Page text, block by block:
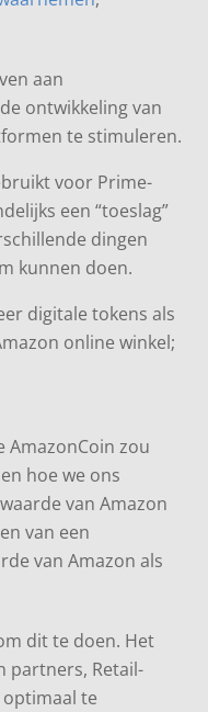
aan
ontwikkeling van
te stimuleren.
voor Prime-
een “toeslag”
dingen
kunnen doen.
digitale tokens als
online winkel;
AmazonCoin zou
hoe we ons
van Amazon
van een
van Amazon als
dit te doen. Het
partners, Retail-
te